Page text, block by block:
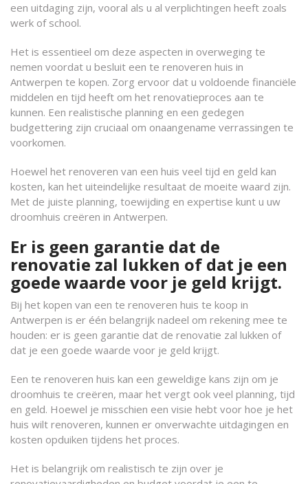
een uitdaging zijn, vooral als u al verplichtingen heeft zoals
werk of school.
Het is essentieel om deze aspecten in overweging te
nemen voordat u besluit een te renoveren huis in
Antwerpen te kopen. Zorg ervoor dat u voldoende financiële
middelen en tijd heeft om het renovatieproces aan te
kunnen. Een realistische planning en een gedegen
budgettering zijn cruciaal om onaangename verrassingen te
voorkomen.
Hoewel het renoveren van een huis veel tijd en geld kan
kosten, kan het uiteindelijke resultaat de moeite waard zijn.
Met de juiste planning, toewijding en expertise kunt u uw
droomhuis creëren in Antwerpen.
Er is geen garantie dat de
renovatie zal lukken of dat je een
goede waarde voor je geld krijgt.
Bij het kopen van een te renoveren huis te koop in
Antwerpen is er één belangrijk nadeel om rekening mee te
houden: er is geen garantie dat de renovatie zal lukken of
dat je een goede waarde voor je geld krijgt.
Een te renoveren huis kan een geweldige kans zijn om je
droomhuis te creëren, maar het vergt ook veel planning, tijd
en geld. Hoewel je misschien een visie hebt voor hoe je het
huis wilt renoveren, kunnen er onverwachte uitdagingen en
kosten opduiken tijdens het proces.
Het is belangrijk om realistisch te zijn over je